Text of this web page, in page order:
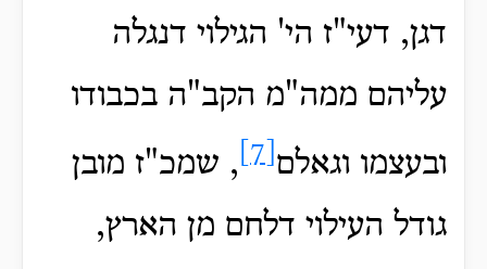
דגן, דעי"ז הי' הגילוי דנגלה
עליהם ממה"מ הקב"ה בכבודו
ובעצמו וגאלם
, שמכ"ז מובן
גודל העילוי דלחם מן הארץ,